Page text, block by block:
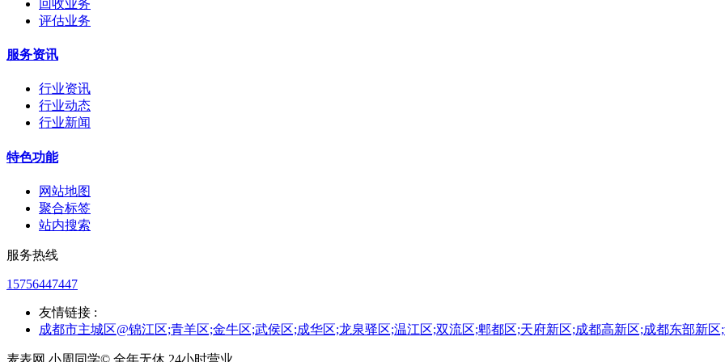
回收业务
评估业务
服务资讯
行业资讯
行业动态
行业新闻
特色功能
网站地图
聚合标签
站内搜索
服务热线
15756447447
友情链接 :
成都市主城区@锦江区;青羊区;金牛区;武侯区;成华区;龙泉驿区;温江区;双流区;郫都区;天府新区;成都高新区;成都东部新
麦表网 小周同学© 全年无休,24小时营业